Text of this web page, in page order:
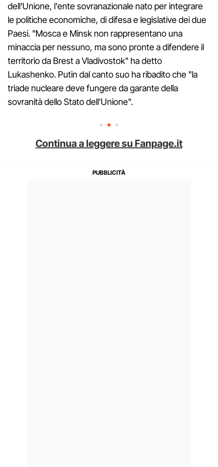
dell'Unione, l'ente sovranazionale nato per integrare
le politiche economiche, di difesa e legislative dei due
Paesi. "Mosca e Minsk non rappresentano una
minaccia per nessuno, ma sono pronte a difendere il
territorio da Brest a Vladivostok" ha detto
Lukashenko. Putin dal canto suo ha ribadito che "la
triade nucleare deve fungere da garante della
sovranità dello Stato dell'Unione".
Continua a leggere su Fanpage.it